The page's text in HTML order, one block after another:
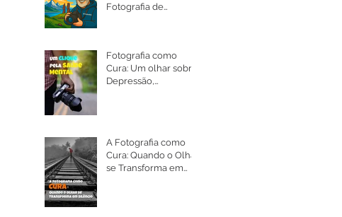
Fotografia de
Fotografia como
Cura: Um olhar sobre
Depressão,
A Fotografia como
Cura: Quando o Olhar
se Transforma em